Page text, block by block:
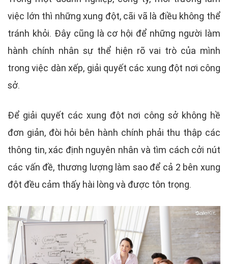
việc lớn thì những xung đột, cãi vã là điều không thể
tránh khỏi. Đây cũng là cơ hội để những người làm
hành chính nhân sự thể hiện rõ vai trò của mình
trong việc dàn xếp, giải quyết các xung đột nơi công
sở.
Để giải quyết các xung đột nơi công sở không hề
đơn giản, đòi hỏi bên hành chính phải thu thập các
thông tin, xác định nguyên nhân và tìm cách cởi nút
các vấn đề, thương lượng làm sao để cả 2 bên xung
đột đều cảm thấy hài lòng và được tôn trọng.